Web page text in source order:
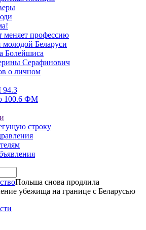
меняет профессию
молодой Беларуси
Болейшиса
Серафинович
о личном
100.6 ФМ
строку
Польша снова продлила
убежища на границе с Беларусью